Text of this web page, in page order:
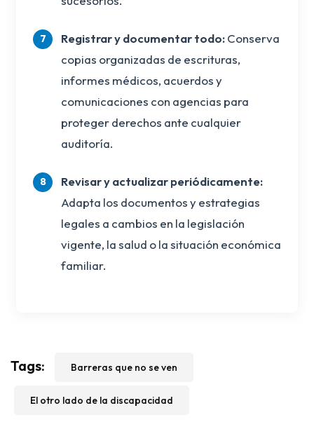
Registrar y documentar todo:Conserva
copias organizadas de escrituras,
informes médicos, acuerdos y
comunicaciones con agencias para
proteger derechos ante cualquier
auditoría.
Revisar y actualizar periódicamente:
Adapta los documentos y estrategias
legales a cambios en la legislación
vigente, la salud o la situación económica
familiar.
Barreras que no se ven
El otro lado de la discapacidad